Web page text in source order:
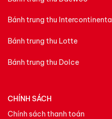
Bánh trung thu Intercontinental
Bánh trung thu Lotte
Bánh trung thu Dolce
CHÍNH SÁCH
Chính sách thanh toán